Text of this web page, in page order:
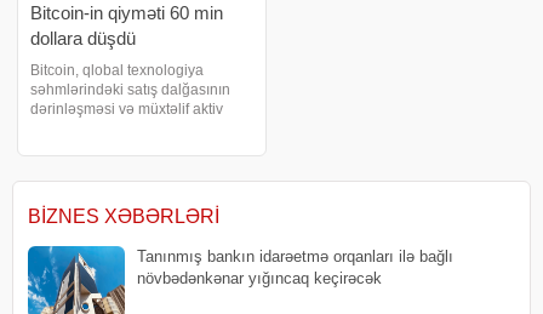
Bitcoin-in qiyməti 60 min
dollara düşdü
Bitcoin, qlobal texnologiya
səhmlərindəki satış dalğasının
dərinləşməsi və müxtəlif aktiv
min dollar həddini test edib.
bizne
BIZNES XƏBƏRLƏRI
Tanınmış bankın idarəetmə orqanları ilə bağlı
növbədənkənar yığıncaq keçirəcək